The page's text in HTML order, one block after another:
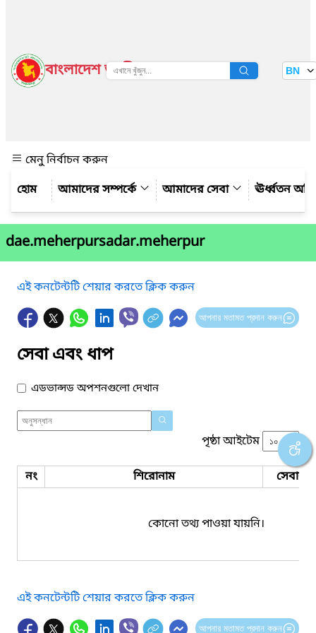
বাংলাদেশ জাতীয় তথ্য বাতায়ন BN
মেনু নির্বাচন করুন
আমাদের সম্পর্কে
আমাদের সেবা ঊর্ধ্বতন
dae.meherpursadar.meherpur
এই কনটেন্টটি শেয়ার করতে ক্লিক করুন
আপনার মতামত প্রদান করুন
সেবা এবং ধাপ
এডভান্সড অপশনগুলো দেখান
পৃষ্ঠা আইটেম
নং শিরোনাম সেবার
কোনো তথ্য পাওয়া যায়নি।
এই কনটেন্টটি শেয়ার করতে ক্লিক করুন
আপনার মতামত প্রদান করুন